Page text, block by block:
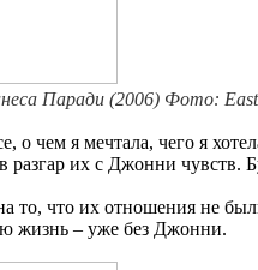
Паради (2006) Фото: East
о чем я мечтала, чего я
разгар их с Джонни чувств.
то, что их отношения не
жизнь – уже без Джонни.